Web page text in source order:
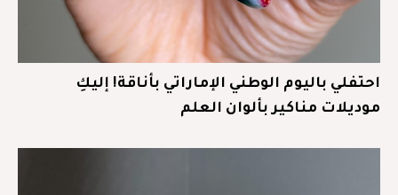
احتفلي باليوم الوطني الإماراتي بأناقة! إليكِ
موديلات مناكير بألوان العلم